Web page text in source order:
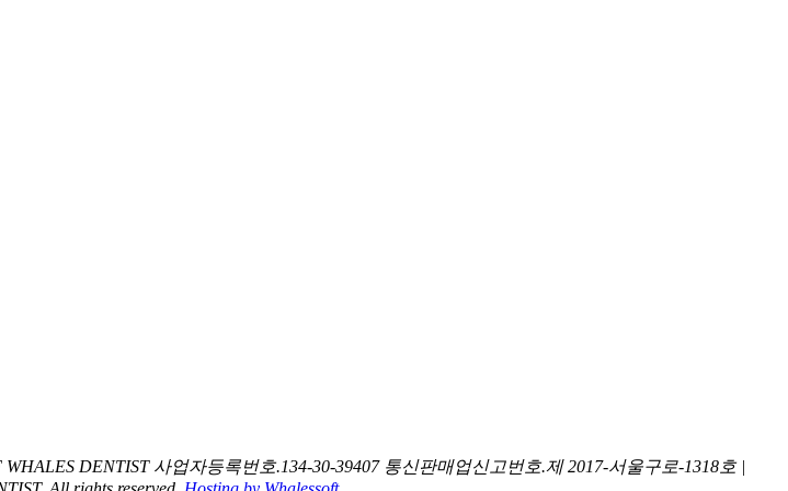
DENTIST 사업자등록번호.134-30-39407 통신판매업신고번호.제 2017-서울구로-1318호 |